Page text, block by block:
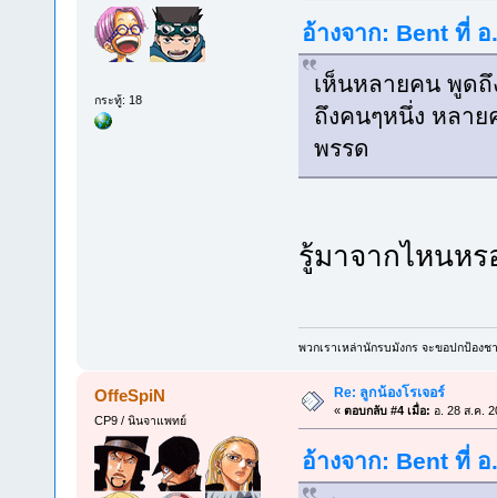
กระทู้: 18
อ้างจาก: Bent ที่ อ
เห็นหลายคน พูดถึ
ถึงคนๆหนึ่ง หลา
พรรด
รู้มาจากไหนห
พวกเราเหล่านักรบมังกร จะขอปกป้อง
OffeSpiN
CP9 / นินจาแพทย์
Re: ลูกน้องโรเจอร์
« ตอบกลับ #4 เมื่อ: อ. 28 ส.ค.
อ้างจาก: Bent ที่ อ